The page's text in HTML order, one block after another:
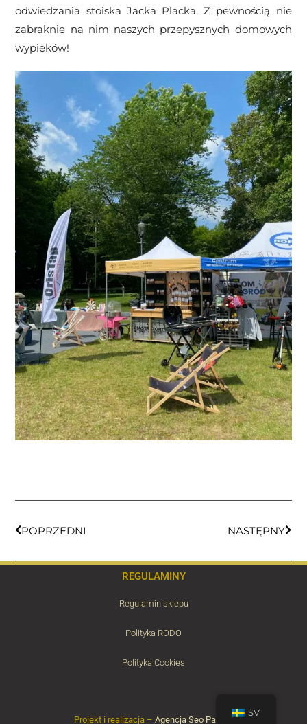
odwiedzania stoiska Jacka Placka. Z pewnością nie
zabraknie na nim naszych przepysznych domowych
wypieków!
POPRZEDNI NASTĘPNY
REGULAMINY
Regulamin sklepu
Polityka RODO
Polityka Cookies
Projekt i realizacja – Agencja Seo Partner
SV